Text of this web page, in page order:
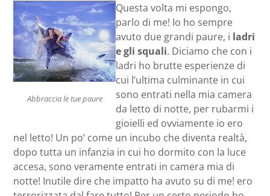
Abbraccia le tue paure
Questa volta mi espongo,
parlo di me! Io ho sempre
avuto due grandi paure, i ladri
e gli squali. Diciamo che con i
ladri ho brutte esperienze di
cui l’ultima culminante in cui
sono entrati nella mia camera
da letto di notte, per rubarmi i
gioielli ed ovviamente io ero
nel letto! Un po’ come un incubo che diventa realtà,
dopo tutta un infanzia in cui ho dormito con la luce
accesa, sono veramente entrati in camera mia di
notte! Inutile dire che impatto ha avuto su di me! ero